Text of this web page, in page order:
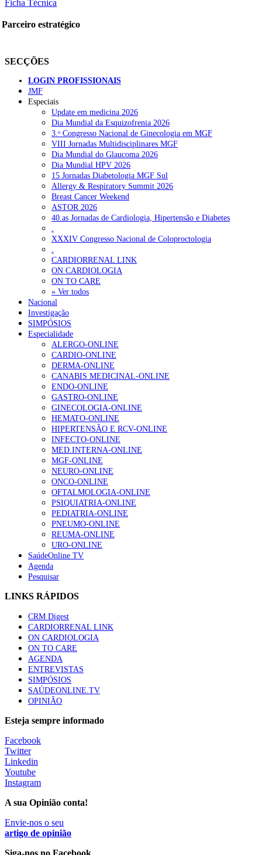
Ficha Técnica
Parceiro estratégico
SECÇÕES
LOGIN PROFISSIONAIS
JMF
Especiais
Update em medicina 2026
Dia Mundial da Esquizofrenia 2026
3.ᵒ Congresso Nacional de Ginecologia em MGF
VIII Jornadas Multidisciplinares MGF
Dia Mundial do Glaucoma 2026
Dia Mundial HPV 2026
15 Jornadas Diabetologia MGF Sul
Allergy & Respiratory Summit 2026
Breast Cancer Weekend
ASTOR 2026
40.as Jornadas de Cardiologia, Hipertensão e Diabetes
XXXIV Congresso Nacional de Coloproctologia
CARDIORRENAL LINK
ON CARDIOLOGIA
ON TO CARE
» Ver todos
Nacional
Investigação
SIMPÓSIOS
Especialidade
ALERGO-ONLINE
CARDIO-ONLINE
DERMA-ONLINE
CANABIS MEDICINAL-ONLINE
ENDO-ONLINE
GASTRO-ONLINE
GINECOLOGIA-ONLINE
HEMATO-ONLINE
HIPERTENSÃO E RCV-ONLINE
INFECTO-ONLINE
MED.INTERNA-ONLINE
MGF-ONLINE
NEURO-ONLINE
ONCO-ONLINE
OFTALMOLOGIA-ONLINE
PSIQUIATRIA-ONLINE
PEDIATRIA-ONLINE
PNEUMO-ONLINE
REUMA-ONLINE
URO-ONLINE
SaúdeOnline TV
Agenda
Pesquisar
LINKS RÁPIDOS
CRM Digest
CARDIORRENAL LINK
ON CARDIOLOGIA
ON TO CARE
AGENDA
ENTREVISTAS
SIMPÓSIOS
SAÚDEONLINE.TV
OPINIÃO
Esteja sempre informado
Facebook
Twitter
Linkedin
Youtube
Instagram
A sua Opinião conta!
Envie-nos o seu
artigo de opinião
Siga-nos no Facebook